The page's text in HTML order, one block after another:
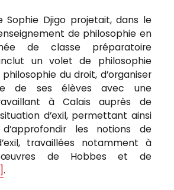
Sophie Djigo projetait, dans le
de philosophie en
de classe préparatoire
un volet de philosophie
du droit, d’organiser
de ses élèves avec une
à Calais auprès de
d’exil, permettant ainsi
les notions de
travaillées notamment à
de Hobbes et de
.